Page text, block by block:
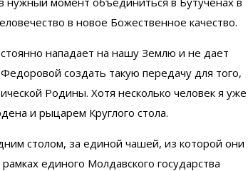
в новое Божественное качество.
нападает на нашу Землю и не дает
создать такую передачу для того,
Родины. Хотя несколько человек я уже
и рыцарем Круглого стола.
столом, за единой чашей, из которой они
единого Молдавского государства